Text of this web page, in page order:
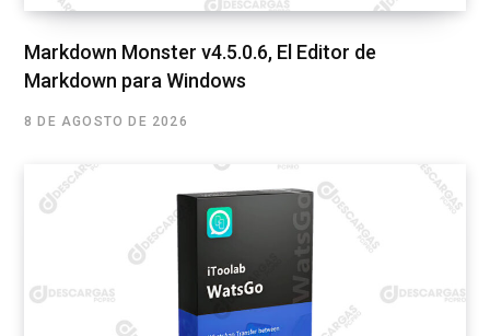
Markdown Monster v4.5.0.6, El Editor de
Markdown para Windows
8 DE AGOSTO DE 2026